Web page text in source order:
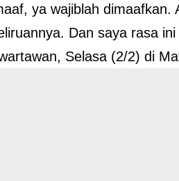
ya wajiblah dimaafkan.
Dan saya rasa
Selasa (2/2) di